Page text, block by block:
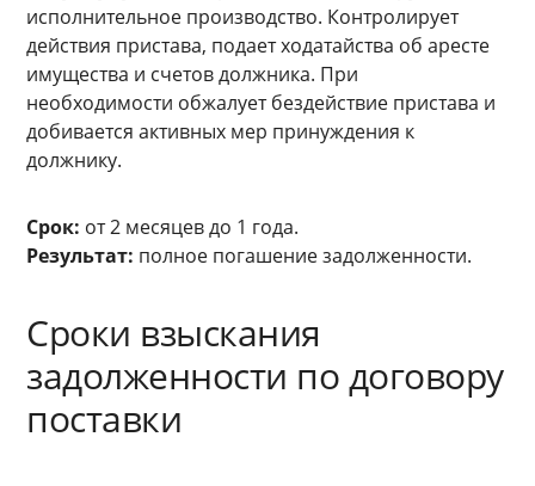
исполнительное производство. Контролирует
действия пристава, подает ходатайства об аресте
имущества и счетов должника. При
необходимости обжалует бездействие пристава и
добивается активных мер принуждения к
должнику.
Срок: от 2 месяцев до 1 года.
Результат: полное погашение задолженности.
Сроки взыскания
задолженности по договору
поставки